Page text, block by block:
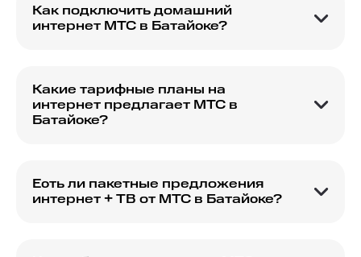
Как подключить домашний
интернет МТС в Батайске?
Какие тарифные планы на
интернет предлагает МТС в
Батайске?
Есть ли пакетные предложения
интернет + ТВ от МТС в Батайске?